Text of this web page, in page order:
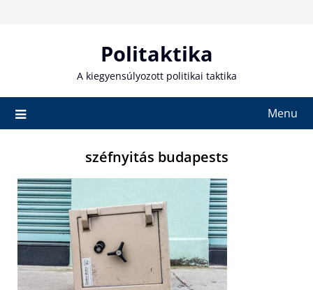
Politaktika
A kiegyensúlyozott politikai taktika
Menu
széfnyitás budapests